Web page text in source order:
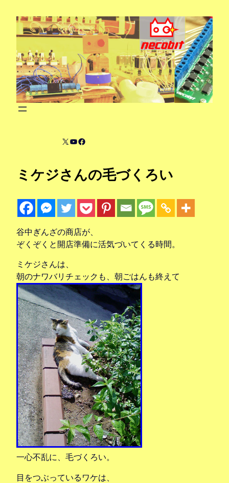
X YouTube
Facebook
ミケジさんの毛づくろい
谷中ぎんざの商店が、
ぞくぞくと開店準備に活気づいてくる時間。
ミケジさんは、
朝のナワバリチェックも、朝ごはんも終えて
一心不乱に、毛づくろい。
目をつぶっているワケは、